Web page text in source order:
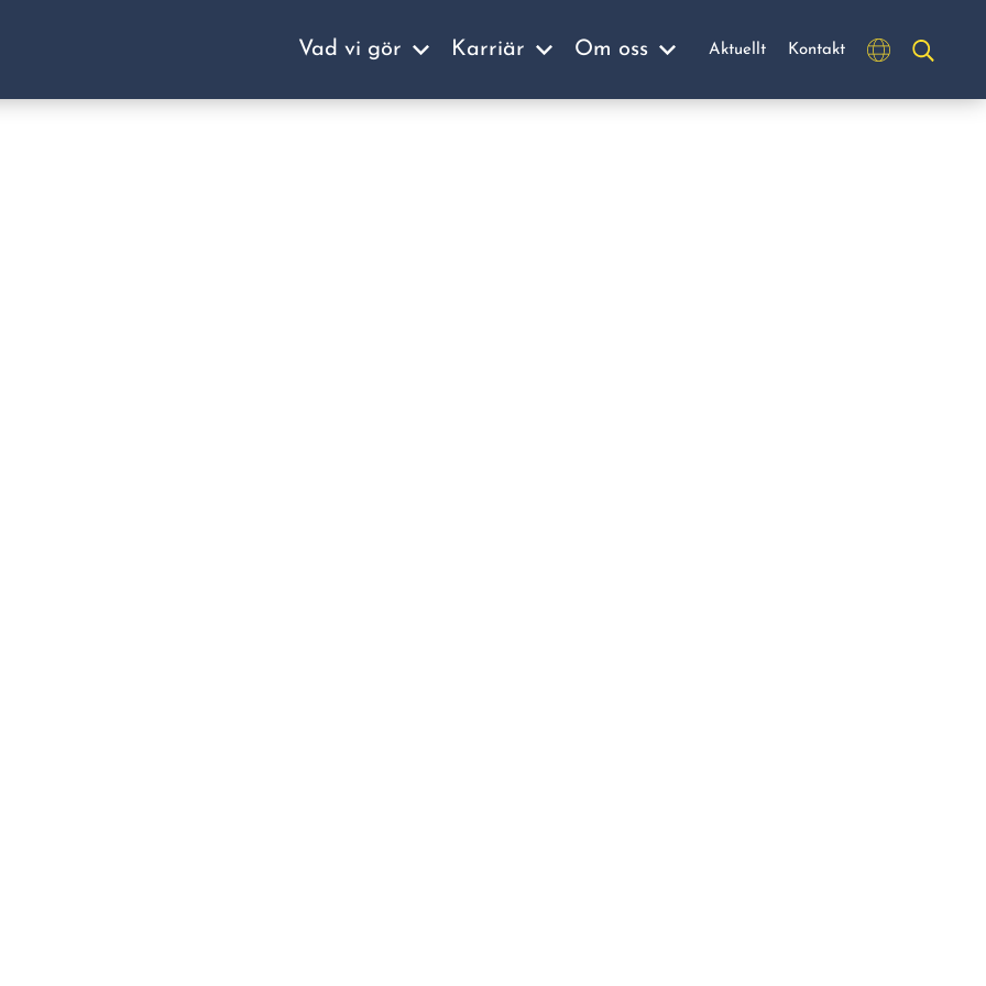
Vad vi gör Karriär Om oss Aktuellt Kontakt